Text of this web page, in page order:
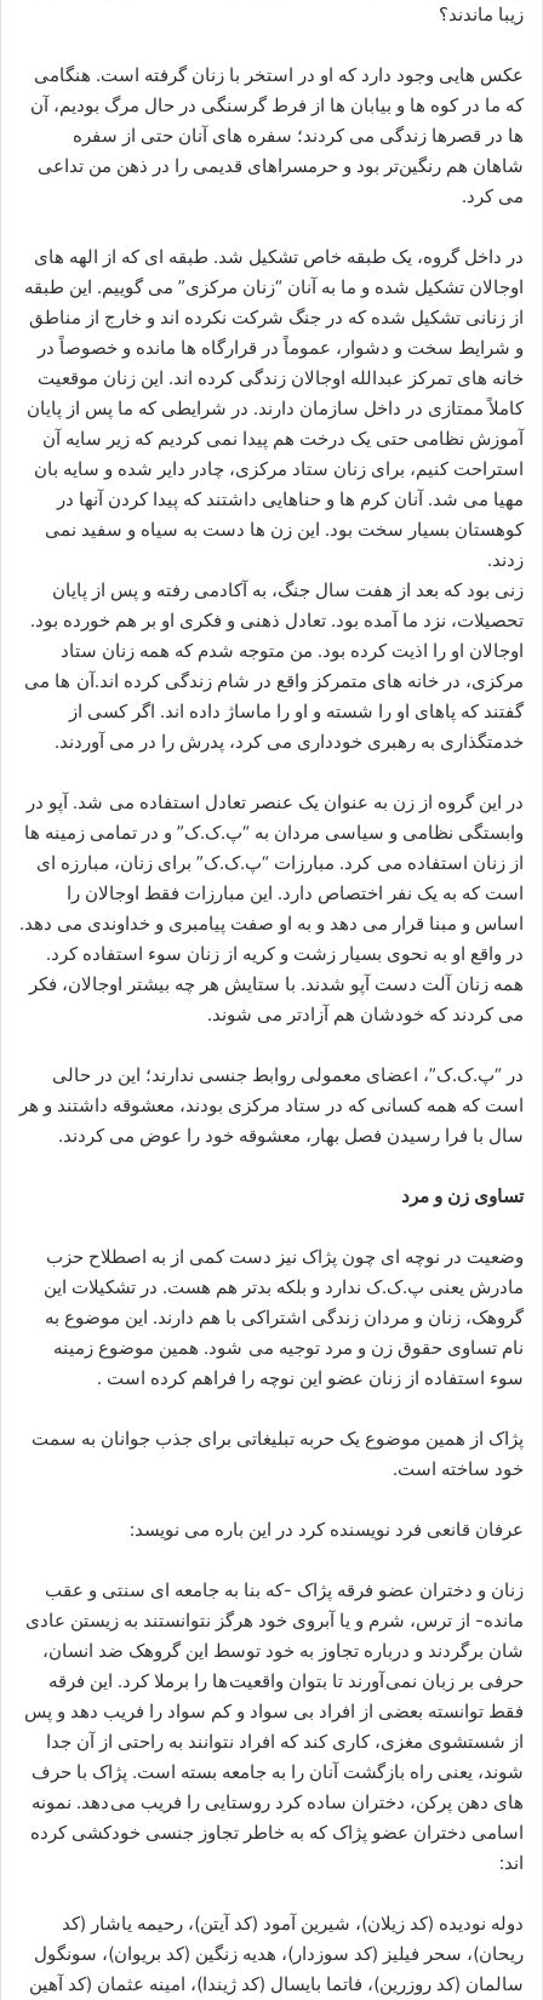
زیبا ماندند؟
عکس ‌هایی وجود دارد که او در استخر با زنان گرفته است. هنگامی
که ما در کوه‌ ها و بیابان ‌ها از فرط گرسنگی در حال مرگ بودیم، آن
ها در قصرها زندگی می ‌کردند؛ سفره‌ های آنان حتی از سفره
شاهان هم رنگین‌تر بود و حرمسراهای قدیمی را در ذهن من تداعی
می‌ کرد.
در داخل گروه، یک طبقه خاص تشکیل شد. طبقه ‌ای که از الهه‌ های
اوجالان تشکیل شده و ما به آنان “زنان مرکزی” می ‌گوییم. این طبقه
از زنانی تشکیل شده که در جنگ شرکت نکرده ‌اند و خارج از مناطق
و شرایط سخت و دشوار، عموماً در قرارگاه‌ ها مانده و خصوصاً در
خانه‌ های تمرکز عبدالله اوجالان زندگی کرده‌ اند. این زنان موقعیت
کاملاً ممتازی در داخل سازمان دارند. در شرایطی که ما پس از پایان
آموزش نظامی حتی یک درخت هم پیدا نمی ‌کردیم که زیر سایه آن
استراحت کنیم، برای زنان ستاد مرکزی، چادر دایر شده و سایه ‌بان
مهیا می ‌شد. آنان کر‌م‌ ها و حناهایی داشتند که پیدا کردن آنها در
کوهستان بسیار سخت بود. این زن ها دست به سیاه و سفید نمی‌
زدند.
زنی بود که بعد از هفت سال جنگ، به آکادمی رفته و پس از پایان
تحصیلات، نزد ما آمده بود. تعادل ذهنی و فکری او بر هم خورده بود.
اوجالان او را اذیت کرده بود. من متوجه شدم که همه زنان ستاد
مرکزی، در خانه‌ های متمرکز واقع در شام زندگی کرده ‌اند.آن ها می
‌گفتند که پاهای او را شسته و او را ماساژ داده‌ اند. اگر کسی از
خدمتگذاری به رهبری خودداری می ‌کرد، پدرش را در می‌ آوردند.
در این گروه از زن به عنوان یک عنصر تعادل استفاده می شد. آپو در
وابستگی نظامی و سیاسی مردان به “پ.ک.ک” و در تمامی زمینه ‌ها
از زنان استفاده می کرد. مبارزات “پ.ک.ک” برای زنان، مبارزه ‌ای
است که به یک نفر اختصاص دارد. این مبارزات فقط اوجالان را
اساس و مبنا قرار می‌ دهد و به او صفت پیامبری و خداوندی می‌ دهد.
در واقع او به نحوی بسیار زشت و کریه از زنان سوء استفاده کرد.
همه زنان آلت دست آپو شدند. با ستایش هر چه بیشتر اوجالان، فکر
می ‌کردند که خودشان هم آزادتر می ‌شوند.
در “پ.ک.ک”، اعضای معمولی روابط جنسی ندارند؛ این در حالی
است که همه کسانی که در ستاد مرکزی بودند، معشوقه داشتند و هر
سال با فرا رسیدن فصل بهار، معشوقه خود را عوض می‌ کردند.
تساوی زن و مرد
وضعیت در نوچه ای چون پژاک نیز دست کمی از به اصطلاح حزب
مادرش یعنی پ.ک.ک ندارد و بلکه بدتر هم هست. در تشکیلات این
گروهک، زنان و مردان زندگی اشتراکی با هم دارند. این موضوع به
نام تساوی حقوق زن و مرد توجیه می شود. همین موضوع زمینه
سوء استفاده از زنان عضو این نوچه را فراهم کرده است .
پژاک از همین موضوع یک حربه تبلیغاتی برای جذب جوانان به سمت
خود ساخته است.
عرفان قانعی فرد نویسنده کرد در این باره می نویسد:
زنان و دختران عضو فرقه پژاک -که بنا به جامعه ای سنتی و عقب
مانده- از ترس، شرم و یا آبروی خود هرگز نتوانستند به زیستن عادی
شان برگردند و درباره تجاوز به خود توسط این گروهک ضد انسان،
حرفی بر زبان نمی آورند تا بتوان واقعیت ها را برملا کرد. این فرقه
فقط توانسته بعضی از افراد بی سواد و کم سواد را فریب دهد و پس
از شستشوی مغزی، کاری کند که افراد نتوانند به راحتی از آن جدا
شوند، یعنی راه بازگشت آنان را به جامعه بسته است. پژاک با حرف
های دهن پرکن، دختران ساده کرد روستایی را فریب می دهد. نمونه
اسامی دختران عضو پژاک که به خاطر تجاوز جنسی خودکشی کرده
اند:
دوله نودیده (کد زیلان)، شیرین آمود (کد آیتن)، رحیمه یاشار (کد
ریحان)، سحر فیلیز (کد سوزدار)، هدیه زنگین (کد بریوان)، سونگول
سالمان (کد روزرین)، فاتما بایسال (کد ژیندا)، امینه عثمان (کد آهین